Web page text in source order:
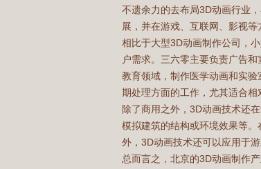
不遗余力的去布局3D动画行业
展，并在游戏、互联网、影视等
相比于大型3D动画制作公司，
户需求。三六零主要负责广告
教育领域，制作医学动画和实
期处理方面的工作，尤其适合相
除了商用之外，3D动画技术还
模拟建筑的结构或环境效果等
外，3D动画技术还可以应用于
总而言之，北京的3D动画制作